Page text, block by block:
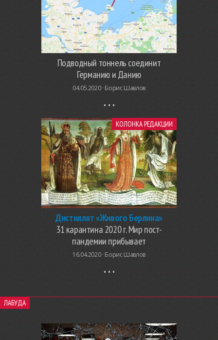
Подводный тоннель соединит
Германию и Данию
04.05.2020 · Борис Шавлов
КОЛОНКА РЕДАКЦИИ
Дистиллят «Живого Берлина»
31 карантина 2020 г. Мир пост-
пандемии прибывает
16.04.2020 · Борис Шавлов
ЛАБУДА